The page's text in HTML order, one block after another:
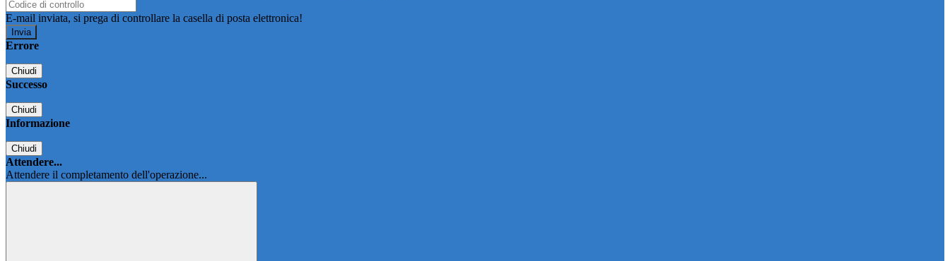
E-mail inviata, si prega di controllare la casella di posta elettronica!
Errore
Chiudi
Successo
Chiudi
Informazione
Chiudi
Attendere...
Attendere il completamento dell'operazione...